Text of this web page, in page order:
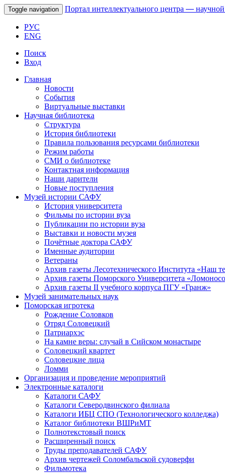
Toggle navigation Портал интеллектуального центра —
РУС
ENG
Поиск
Вход
Главная
Новости
События
Виртуальные выставки
Научная библиотека
Структура
История библиотеки
Правила пользования ресурсами библиотеки
Режим работы
СМИ о библиотеке
Контактная информация
Наши дарители
Новые поступления
Музей истории САФУ
История университета
Фильмы по истории вуза
Публикации по истории вуза
Выставки и новости музея
Почётные доктора САФУ
Именные аудитории
Ветераны
Архив газеты Лесотехнического Института «Наш
Архив газеты Поморского Университета
Архив газеты II учебного корпуса ПГУ «Гранж»
Музей занимательных наук
Поморская игротека
Рождение Соловков
Отряд Соловецкий
Патриархэс
На камне веры: случай в Сийском монастыре
Соловецкий квартет
Соловецкие лица
Ломми
Организация и проведение мероприятий
Электронные каталоги
Каталоги САФУ
Каталоги Северодвинского филиала
Каталоги ИБЦ СПО (Технологического колледжа)
Каталог библиотеки ВШРиМТ
Полнотекстовый поиск
Расширенный поиск
Труды преподавателей САФУ
Архив чертежей Соломбальской судоверфи
Фильмотека